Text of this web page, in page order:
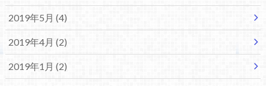
2019年5月 (4)
2019年4月 (2)
2019年1月 (2)